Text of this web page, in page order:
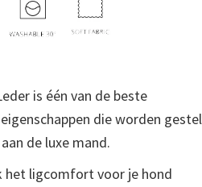
is één van de beste
die worden
de luxe mand.
het ligcomfort voor je hond